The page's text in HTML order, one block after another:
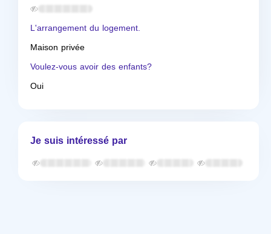
L'arrangement du logement.
Maison privée
Voulez-vous avoir des enfants?
Oui
Je suis intéressé par